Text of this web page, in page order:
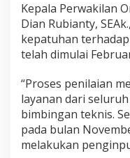
u
l
J
a
T
e
r
i
m
Kepala Perwakilan
Dian Rubianty,
kepatuhan
telah dimulai
“Proses penilaian
layanan dari
bimbingan teknis.
pada bulan
melakukan